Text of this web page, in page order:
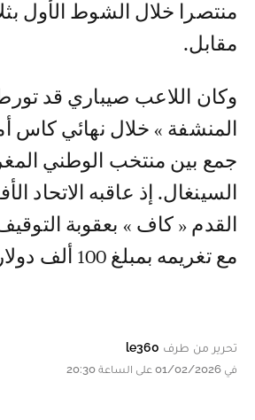
منتصرا خلال الشوط الأول
مقابل.
وكان اللاعب صيباري قد
المنشفة » خلال نهائي كاس
جمع بين منتخب الوطني
السينغال. إذ عاقبه الاتحاد
القدم « كاف » بعقوبة
مع تغريمه بمبلغ 100 ألف دولار أمريكي.
تحرير من طرف le360
في 01/02/2026 على الساعة 20:30